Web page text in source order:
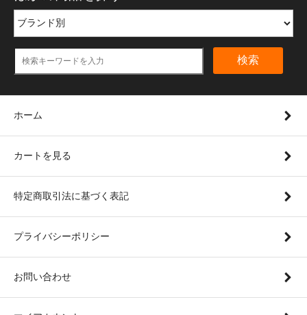
検索
ホーム
カートを見る
特定商取引法に基づく表記
プライバシーポリシー
お問い合わせ